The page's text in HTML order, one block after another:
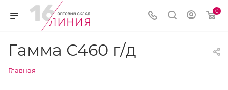
0
Гамма С460 г/д
Главная
—